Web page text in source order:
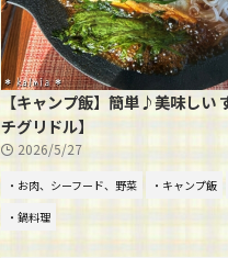
【キャンプ飯】簡単♪美味しい
チグリドル】
2026/5/27
・お肉、シーフード、野菜 ・キャンプ飯
・鍋料理